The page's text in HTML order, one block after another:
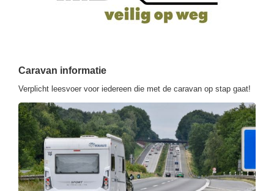
Caravan informatie
Verplicht leesvoer voor iedereen die met de caravan op stap gaat!